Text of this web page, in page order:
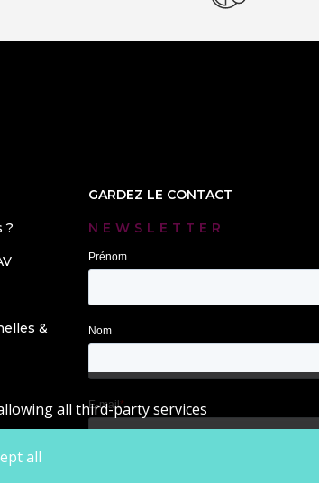
?
&
GARDEZ LE CONTACT
NEWSLETTER
all third-party services
all